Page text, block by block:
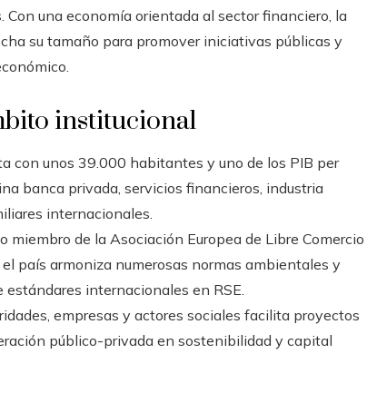
una economía orientada al sector financiero, la
su tamaño para promover iniciativas públicas y
institucional
con unos 39.000 habitantes y uno de los PIB per
banca privada, servicios financieros, industria
internacionales.
miembro de la Asociación Europea de Libre Comercio
país armoniza numerosas normas ambientales y
internacionales en RSE.
empresas y actores sociales facilita proyectos
público-privada en sostenibilidad y capital